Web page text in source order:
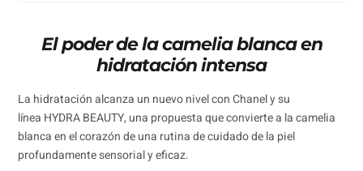
El poder de la camelia blanca en
hidratación intensa
La hidratación alcanza un nuevo nivel con Chanel y su
línea HYDRA BEAUTY, una propuesta que convierte a la camelia
blanca en el corazón de una rutina de cuidado de la piel
profundamente sensorial y eficaz.